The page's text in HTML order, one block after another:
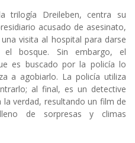
trilogía Dreileben, centra su
acusado de asesinato,
visita al hospital para darse
bosque. Sin embargo, el
es buscado por la policía lo
a agobiarlo. La policía utiliza
al final, es un detective
verdad, resultando un film de
de sorpresas y climas